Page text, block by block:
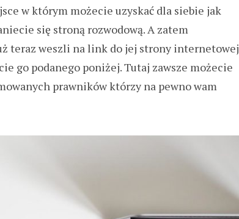
w którym możecie uzyskać dla siebie jak
się stroną rozwodową. A zatem
teraz weszli na link do jej strony internetowej
go podanego poniżej. Tutaj zawsze możecie
prawników którzy na pewno wam